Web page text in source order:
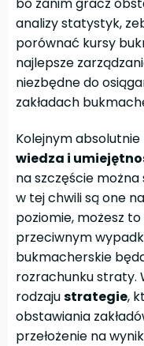
analizy statystyk,
porównać kursy
najlepsze
niezbędne do
zakładach
Kolejnym
wiedza i
na szczęście
w tej chwili są one
poziomie, możesz
przeciwnym
bukmacherskie
rozrachunku straty.
rodzajustrategie,
obstawiania
przełożenie na